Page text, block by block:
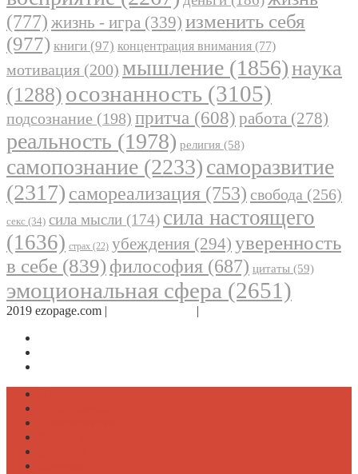
(777) жизнь - игра (339) изменить себя
(977) книги (97) концентрация внимания (77)
мотивация (200) мышление (1856)наука
(1288) осознанность (3105)
подсознание (198) притча (608) работа (278)
реальность (1978) религия (58)
самопознание (2233)саморазвитие
(2317) самореализация (753) свобода (256)
секс (34) сила мысли (174) сила настоящего
(1636) страх (22) убеждения (294) уверенность
в себе (839) философия (687) цитаты (59)
эмоциональная сфера (2651)
2019 ezopage.com | |